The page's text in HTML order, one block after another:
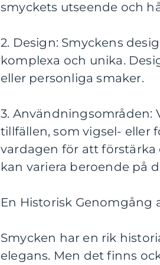
smyckets utseende och
2. Design: Smyckens
komplexa och unika.
eller personliga smaker.
3. Användningsområden:
tillfällen, som vigsel- eller
vardagen för att förstärka
kan variera beroende på
En Historisk Genomgång
Smycken har en rik
elegans. Men det finns